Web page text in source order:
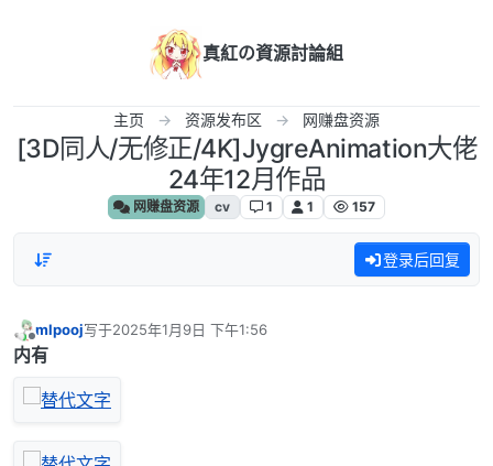
真紅の資源討論組
主页 资源发布区 网赚盘资源
[3D同人/无修正/4K]JygreAnimation大佬
24年12月作品
网赚盘资源 cv 1 1 157
登录后回复
离线
mlpooj写于2025年1月9日 下午1:56
最后由 编辑
内有